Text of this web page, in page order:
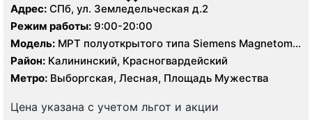
Адрес: СПб, ул. Земледельческая д.2
Режим работы: 9:00-20:00
Модель: МРТ полуоткрытого типа Siemens Magnetom
Espree 1.5 Тесла
Район: Калининский, Красногвардейский
Метро: Выборгская, Лесная, Площадь Мужества
Цена указана с учетом льгот и акции